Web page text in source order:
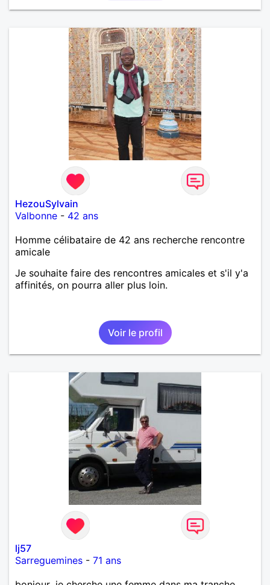
HezouSylvain
Valbonne - 42 ans
Homme célibataire de 42 ans recherche rencontre
amicale
Je souhaite faire des rencontres amicales et s'il y'a
affinités, on pourra aller plus loin.
Voir le profil
lj57
Sarreguemines - 71 ans